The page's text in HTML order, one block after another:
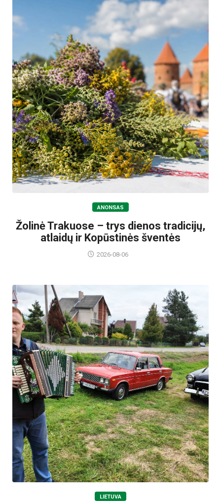
ANONSAS
Žolinė Trakuose – trys dienos tradicijų,
atlaidų ir Kopūstinės šventės
2026-08-06
LIETUVA